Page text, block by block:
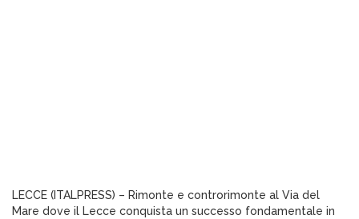
LECCE (ITALPRESS) – Rimonte e controrimonte al Via del
Mare dove il Lecce conquista un successo fondamentale in